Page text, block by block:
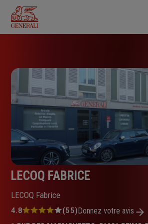
contenu
principal
LECOQ FABRICE
LECOQ Fabrice
Note
4.8 (55)Donnez votre avis